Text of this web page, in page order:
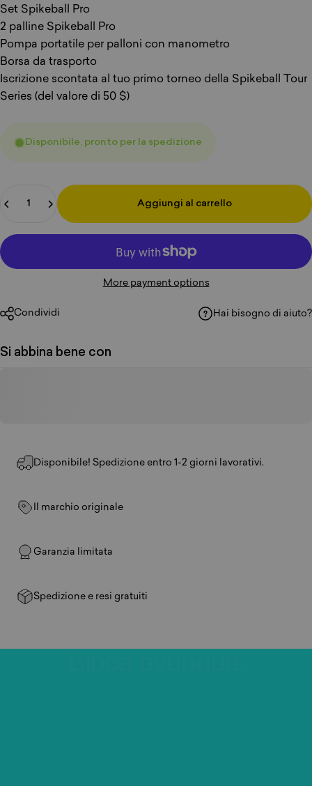
Set Spikeball Pro
2 palline Spikeball Pro
Pompa portatile per palloni con manometro
Borsa da trasporto
Iscrizione scontata al tuo primo torneo della Spikeball Tour
Series (del valore di 50 $)
Disponibile, pronto per la spedizione
Aggiungi al carrello
More payment options
Condividi Hai bisogno di aiuto?
Si abbina bene con
Disponibile! Spedizione entro 1-2 giorni lavorativi.
Il marchio originale
Garanzia limitata
Spedizione e resi gratuiti